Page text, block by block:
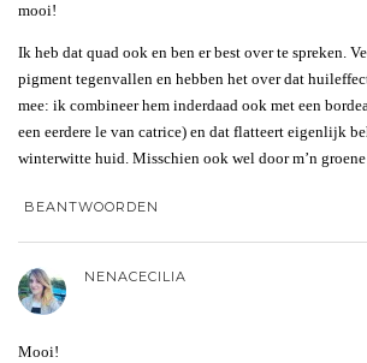
mooi!
Ik heb dat quad ook en ben er best over te spreken.
pigment tegenvallen en hebben het over dat
mee: ik combineer hem inderdaad ook met een
een eerdere le van catrice) en dat flatteert eigenlijk
winterwitte huid. Misschien ook wel door m’n
BEANTWOORDEN
NENACECILIA
Mooi!